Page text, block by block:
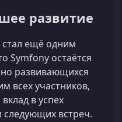
развитие
стал ещё одним
Symfony остаётся
развивающихся
всех участников,
в успех
встреч.